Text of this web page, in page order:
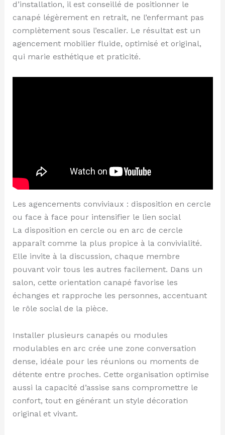
d’installation, il est conseillé de positionner le
canapé légèrement en retrait, ne l’enfermant pas
complètement sous l’escalier. Le résultat est un
agencement mobilier fluide, optimisé et original,
qui marie esthétique et praticité.
Les agencements conviviaux : disposition en cercle
ou face à face pour intensifier le lien social
La disposition en cercle ou en arc de cercle
apparaît comme la plus propice à la convivialité.
Elle invite à la discussion, chaque membre
pouvant voir tous les autres facilement. Dans un
salon, cette orientation canapé favorise les
échanges et rapproche les personnes, accentuant
le rôle social de la pièce.
Installer plusieurs canapés ou modules
modulables en arc crée une zone conversation
dense, idéale pour les réunions ou moments de
détente entre proches. Cette organisation optimise
aussi la capacité d’assise sans compromettre le
confort, tout en générant un style décoration
original et vivant.